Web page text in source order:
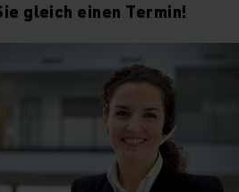
gleich einen Termin!